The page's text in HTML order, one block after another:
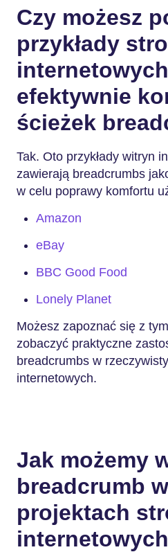
Czy możesz
przykłady
efektywnie
ścieżek
Tak. Oto przykłady witryn
zawierają breadcrumbs
w celu poprawy komfortu
Amazon
eBay
BBC Good Food
Lonely Planet
Możesz zapoznać się z
zobaczyć praktyczne
breadcrumbs w
internetowych.
Jak możemy
breadcrumb
projektach